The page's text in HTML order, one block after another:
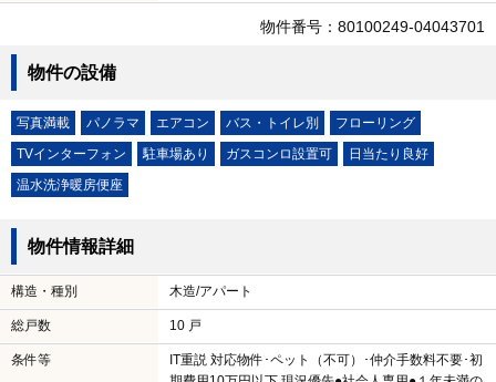
物件番号：80100249-04043701
物件の設備
写真満載 パノラマ エアコン バス・トイレ別
フローリング
TVインターフォン
駐車場あり ガスコンロ設置可
日当たり良好
温水洗浄暖房便座
物件情報詳細
構造・種別 木造/アパート
総戸数 10 戸
条件等
IT重説 対応物件･ペット（不可）･仲介手数料不要･初